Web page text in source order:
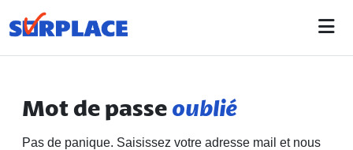
Mot de passeoublié
Pas de panique. Saisissez votre adresse mail et nous